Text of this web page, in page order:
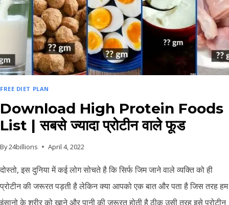
FREE DIET PLAN
Download High Protein Foods
List | सबसे ज्यादा प्रोटीन वाले फूड
By24billions April 4, 2022
दोस्तो, इस दुनिया में कई लोग सोचते है कि सिर्फ जिम जाने वाले व्यक्ति को ही
प्रोटीन की जरूरत पड़ती है लेकिन क्या आपको एक बात और पता है जिस तरह हम
इंसानो के शरीर को खाने और पानी की जरूरत होती है ठीक उसी तरह इसे प्रोटीन